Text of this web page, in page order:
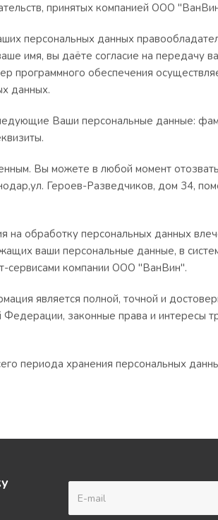
принятых компанией ООО
персональных данных
имя, вы даёте согласие на
программного обеспечения
данных.
Ваши персональные данные:
Вы можете в любой момент
Героев-Разведчиков, дом 34,
на обработку персональных данных
ваши персональные данные, в
сервисами компании ООО "ВанВин".
является полной, точной и
законные права и интересы
периода хранения персональных